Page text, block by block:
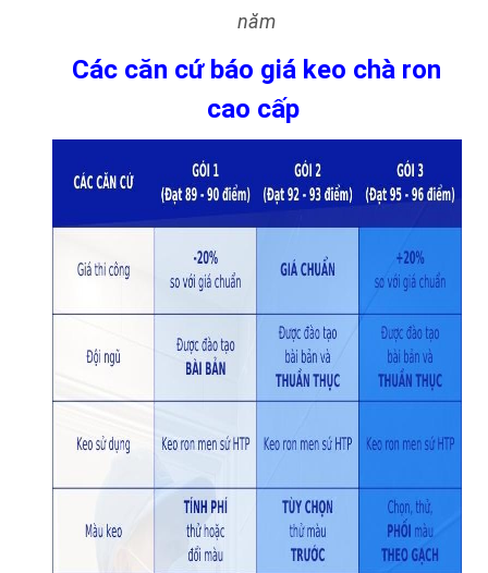
năm
Các căn cứ báo giá keo chà ron
cao cấp